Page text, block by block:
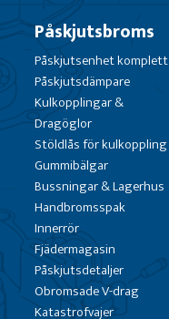
Påskjutsbroms
Påskjutsenhet komplett
Påskjutsdämpare
Kulkopplingar &
Dragöglor
Stöldlås för kulkoppling
Gummibälgar
Bussningar & Lagerhus
Handbromsspak
Innerrör
Fjädermagasin
Påskjutsdetaljer
Obromsade V-drag
Katastrofvajer